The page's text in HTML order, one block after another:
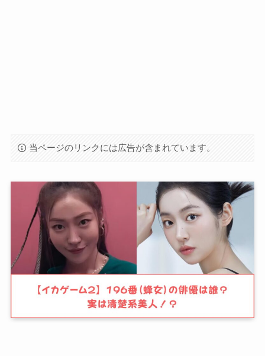
当ページのリンクには広告が含まれています。